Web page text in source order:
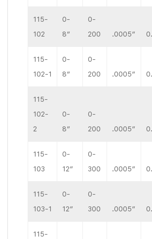
115-
102
0-
8″
0-
200
.0005″
115-
102-1
0-
8″
0-
200
.0005″
115-
102-
2
0-
8″
0-
200
.0005″
115-
103
0-
12″
0-
300
.0005″
115-
103-1
0-
12″
0-
300
.0005″
115-